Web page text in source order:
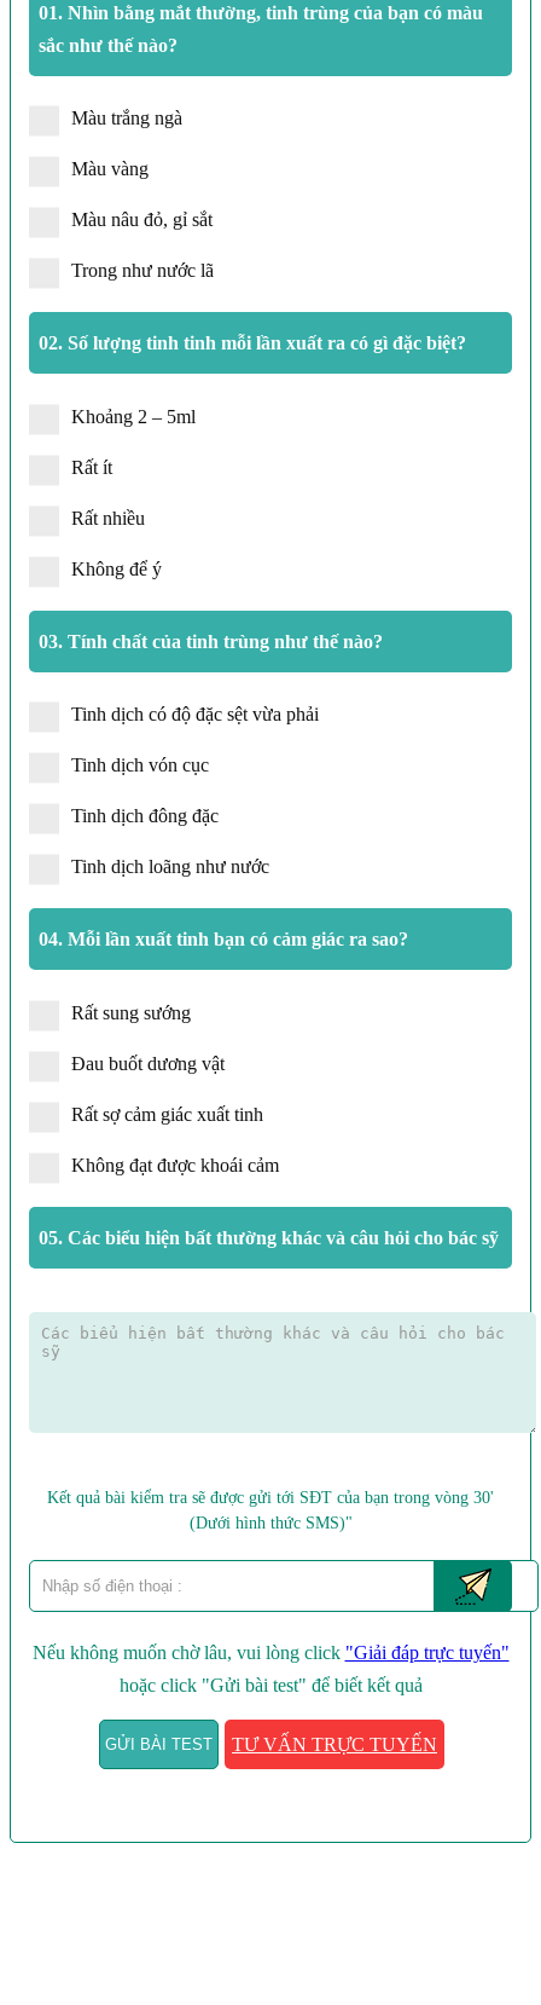
01. Nhìn bằng mắt thường, tinh trùng của bạn có màu
sắc như thế nào?
Màu trắng ngà
Màu vàng
Màu nâu đỏ, gỉ sắt
Trong như nước lã
02. Số lượng tinh tinh mỗi lần xuất ra có gì đặc biệt?
Khoảng 2 – 5ml
Rất ít
Rất nhiều
Không để ý
03. Tính chất của tinh trùng như thế nào?
Tinh dịch có độ đặc sệt vừa phải
Tinh dịch vón cục
Tinh dịch đông đặc
Tinh dịch loãng như nước
04. Mỗi lần xuất tinh bạn có cảm giác ra sao?
Rất sung sướng
Đau buốt dương vật
Rất sợ cảm giác xuất tinh
Không đạt được khoái cảm
05. Các biểu hiện bất thường khác và câu hỏi cho bác sỹ
Kết quả bài kiểm tra sẽ được gửi tới SĐT của bạn trong vòng 30'
(Dưới hình thức SMS)"
Nếu không muốn chờ lâu, vui lòng click "Giải đáp trực tuyến"
hoặc click "Gửi bài test" để biết kết quả
GỬI BÀI TEST TƯ VẤN TRỰC TUYẾN